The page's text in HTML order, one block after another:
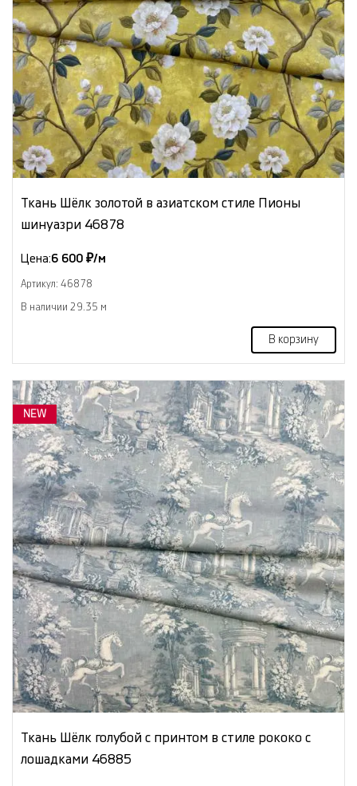
Ткань Шёлк золотой в азиатском стиле Пионы
шинуазри 46878
Цена:6 600 ₽/м
Артикул: 46878
В наличии 29.35 м
В корзину
NEW
Ткань Шёлк голубой с принтом в стиле рококо с
лошадками 46885